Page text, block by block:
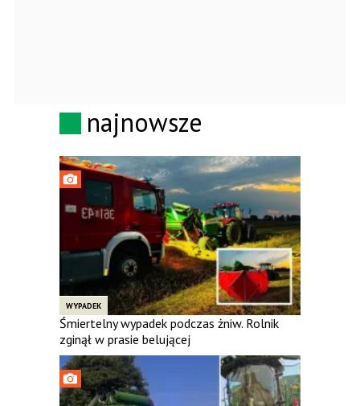
najnowsze
WYPADEK
Śmiertelny wypadek podczas żniw. Rolnik
zginął w prasie belującej